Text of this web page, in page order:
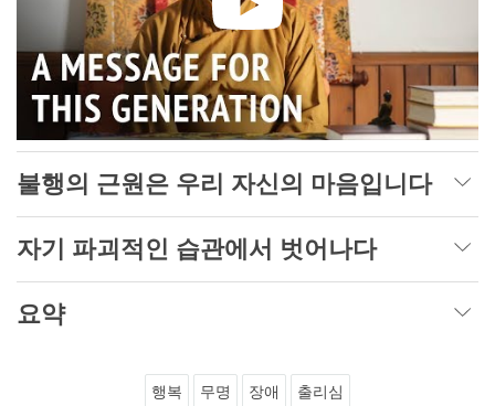
불행의 근원은 우리 자신의 마음입니다
자기 파괴적인 습관에서 벗어나다
요약
행복 무명 장애 출리심